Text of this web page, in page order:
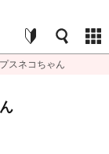
スネコちゃん